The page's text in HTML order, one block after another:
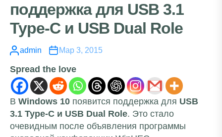
поддержка для USB 3.1
Type-C и USB Dual Role
admin Мар 3, 2015
Spread the love
В Windows 10 появится поддержка для USB
3.1 Type-C и USB Dual Role. Это стало
очевидным после объявления программы